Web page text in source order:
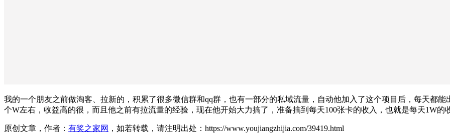
我的一个朋友之前做淘客、拉新的，积累了很多微信群和qq群，也有一部分的私域流量，自动他加入了这个项目后，每天都
个W左右，收益高的很，而且他之前有拉流量的经验，现在他开始大力搞了，准备搞到每天100张卡的收入，也就是每天1W的
原创文章，作者： 有奖之家网 ，如若转载，请注明出处：https://www.youjiangzhijia.com/39419.html